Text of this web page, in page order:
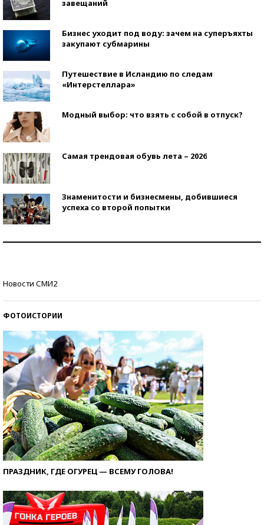
завещаний
Бизнес уходит под воду: зачем на суперъяхты
закупают субмарины
Путешествие в Исландию по следам
«Интерстеллара»
Модный выбор: что взять с собой в отпуск?
Самая трендовая обувь лета – 2026
Знаменитости и бизнесмены, добившиеся
успеха со второй попытки
Новости СМИ2
ФОТОИСТОРИИ
ПРАЗДНИК, ГДЕ ОГУРЕЦ — ВСЕМУ ГОЛОВА!